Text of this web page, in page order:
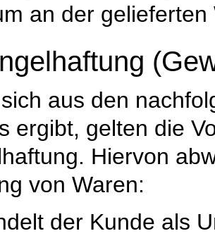
an der gelieferten
aus den
ergibt, gelten die
Hiervon
von Waren:
der Kunde als